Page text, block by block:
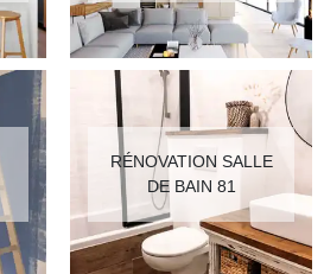
RÉNOVATION SALLE
DE BAIN 81